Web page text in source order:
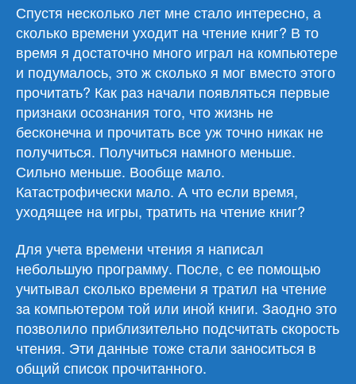
Спустя несколько лет мне стало интересно, а
сколько времени уходит на чтение книг? В то
время я достаточно много играл на компьютере
и подумалось, это ж сколько я мог вместо этого
прочитать? Как раз начали появляться первые
признаки осознания того, что жизнь не
бесконечна и прочитать все уж точно никак не
получиться. Получиться намного меньше.
Сильно меньше. Вообще мало.
Катастрофически мало. А что если время,
уходящее на игры, тратить на чтение книг?
Для учета времени чтения я написал
небольшую программу. После, с ее помощью
учитывал сколько времени я тратил на чтение
за компьютером той или иной книги. Заодно это
позволило приблизительно подсчитать скорость
чтения. Эти данные тоже стали заноситься в
общий список прочитанного.